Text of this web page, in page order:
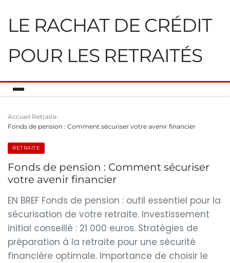
LE RACHAT DE CRÉDIT
POUR LES RETRAITÉS
Accueil Retraite
Fonds de pension : Comment sécuriser votre avenir financier
RETRAITE
Fonds de pension : Comment sécuriser
votre avenir financier
EN BREF Fonds de pension : outil essentiel pour la
sécurisation de votre retraite. Investissement
initial conseillé : 21 000 euros. Stratégies de
préparation à la retraite pour une sécurité
financière optimale. Importance de choisir le